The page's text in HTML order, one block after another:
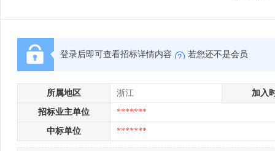
登录后即可查看招标详情内容 若您还不是会员
所属地区 浙江 加入
招标业主单位 *******
中标单位 *******